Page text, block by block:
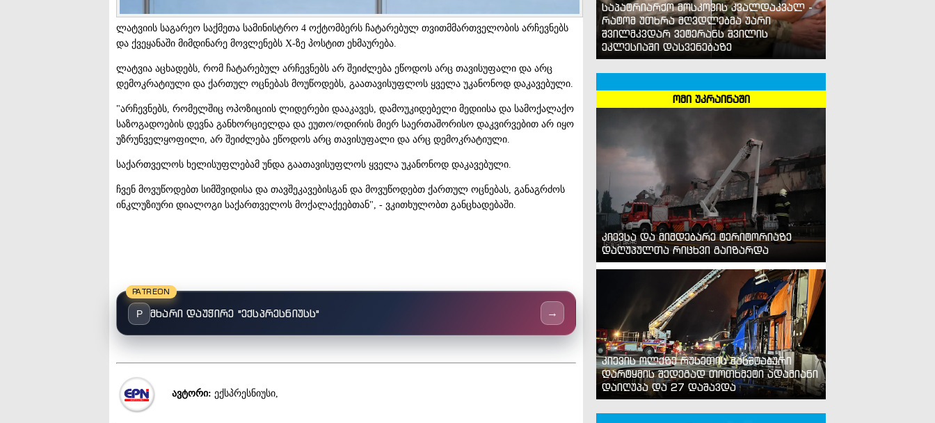
ლატვიის საგარეო საქმეთა სამინისტრო 4 ოქტომბერს ჩატარებულ თვითმმართველობის არჩევნებს
და ქვეყანაში მიმდინარე მოვლენებს X-ზე პოსტით ეხმაურება.
ლატვია აცხადებს, რომ ჩატარებულ არჩევნებს არ შეიძლება ეწოდოს არც თავისუფალი და არც
დემოკრატიული და ქართულ ოცნებას მოუწოდებს, გაათავისუფლოს ყველა უკანონოდ დაკავებული.
"არჩევნებს, რომელშიც ოპოზიციის ლიდერები დააკავეს, დამოუკიდებელი მედიისა და სამოქალაქო
საზოგადოების დევნა განხორციელდა და ეუთო/ოდირის მიერ საერთაშორისო დაკვირვებით არ იყო
უზრუნველყოფილი, არ შეიძლება ეწოდოს არც თავისუფალი და არც დემოკრატიული.
საქართველოს ხელისუფლებამ უნდა გაათავისუფლოს ყველა უკანონოდ დაკავებული.
ჩვენ მოვუწოდებთ სიმშვიდისა და თავშეკავებისგან და მოვუწოდებთ ქართულ ოცნებას, განაგრძოს
ინკლუზიური დიალოგი საქართველოს მოქალაქეებთან", - ვკითხულობთ განცხადებაში.
PATREON
P მხარი დაუჭირე "ექსპრესნიუსს" →
ავტორი: ექსპრესნიუსი,
საპატრიარქო მოსკოვის კვალდაკვალ -
რატომ უთხრა მღვდლებმა უარი
შვილმკვდარ ვეტერანს შვილის
ეკლესიაში დასვენებაზე
ომი უკრაინაში
კიევსა და მიმდებარე ტერიტორიაზე
დაღუპულთა რიცხვი გაიზარდა
კიევის ოლქზე რუსეთის მასშტაბური
დარტყმის შედეგად თოთხმეტი ადამიანი
დაიღუპა და 27 დაშავდა